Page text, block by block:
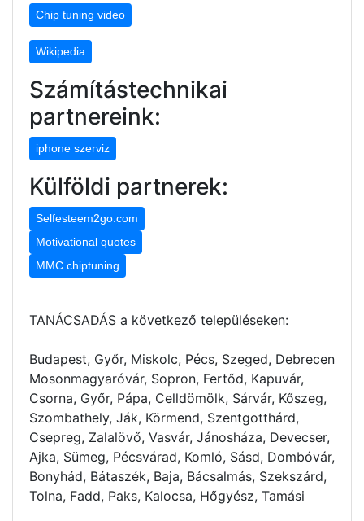
Chip tuning video
Wikipedia
Számítástechnikai
partnereink:
iphone szerviz
Külföldi partnerek:
Selfesteem2go.com
Motivational quotes
MMC chiptuning
TANÁCSADÁS a következő településeken:
Budapest, Győr, Miskolc, Pécs, Szeged, Debrecen
Mosonmagyaróvár, Sopron, Fertőd, Kapuvár,
Csorna, Győr, Pápa, Celldömölk, Sárvár, Kőszeg,
Szombathely, Ják, Körmend, Szentgotthárd,
Csepreg, Zalalövő, Vasvár, Jánosháza, Devecser,
Ajka, Sümeg, Pécsvárad, Komló, Sásd, Dombóvár,
Bonyhád, Bátaszék, Baja, Bácsalmás, Szekszárd,
Tolna, Fadd, Paks, Kalocsa, Hőgyész, Tamási